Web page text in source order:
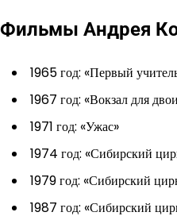
Фильмы Андрея
1965 год: «Первый
1967 год: «Вокзал для
1971 год: «Ужас»
1974 год: «Сибирский
1979 год: «Сибирский
1987 год: «Сибирский